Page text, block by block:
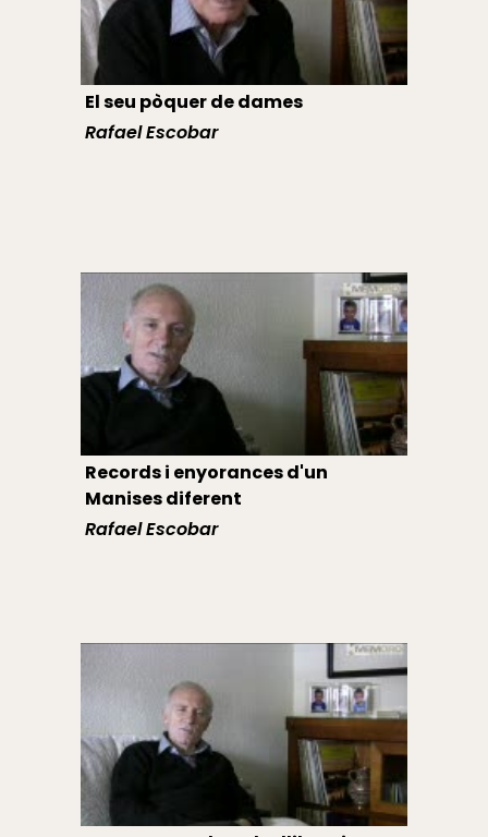
El seu pòquer de dames
Rafael Escobar
Records i enyorances d'un
Manises diferent
Rafael Escobar